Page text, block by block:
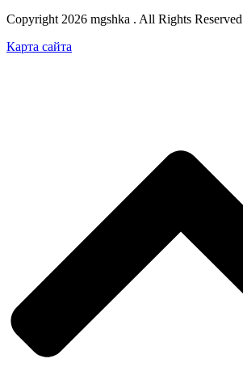
Copyright 2026 mgshka . All Rights Reserved
Карта сайта